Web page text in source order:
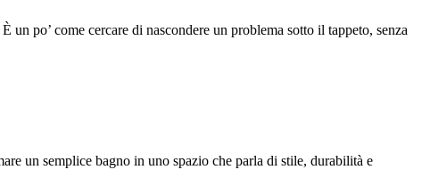
po’ come cercare di nascondere un problema sotto il tappeto, senza
un semplice bagno in uno spazio che parla di stile, durabilità e